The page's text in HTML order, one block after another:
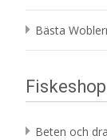
Bästa
Beten och